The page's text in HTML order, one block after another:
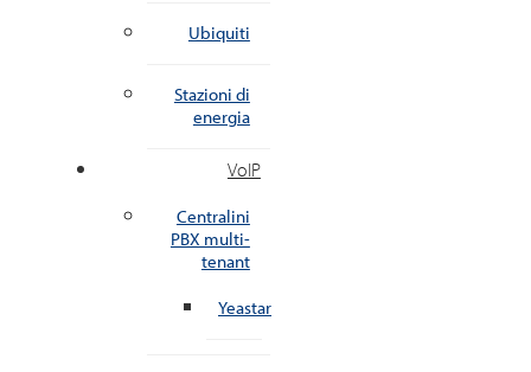
Ubiquiti
Stazioni di
energia
VoIP
Centralini
PBX multi-
tenant
Yeastar